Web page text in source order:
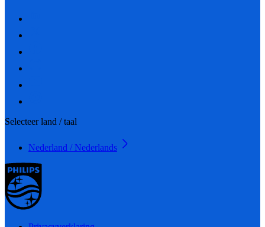
Selecteer land / taal
Nederland / Nederlands